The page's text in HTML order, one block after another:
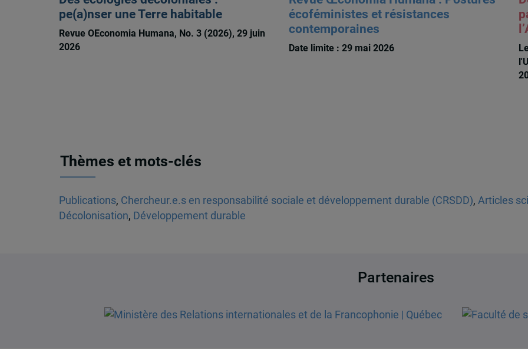
pe(a)nser une Terre habitable
Revue OEconomia Humana, No. 3 (2026), 29 juin
2026
écoféministes et résistances
contemporaines
Date limite : 29 mai 2026
Thèmes et mots-clés
Publications, Chercheur.e.s en responsabilité sociale et développement durable (CRSDD), Articles
Décolonisation, Développement durable
Partenaires